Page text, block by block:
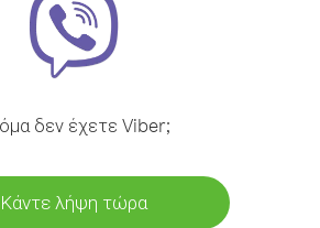
δεν έχετε Viber;
Κάντε λήψη τώρα